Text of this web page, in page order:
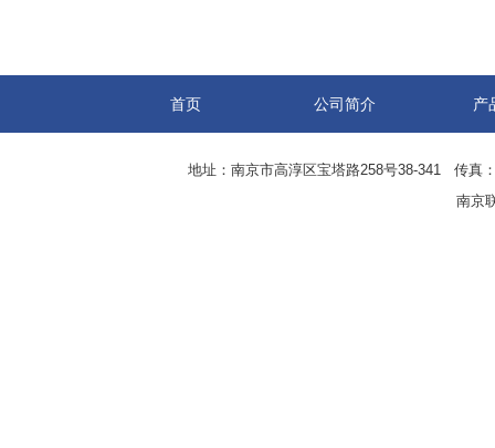
首页 公司简介 产
地址：南京市高淳区宝塔路258号38-341 传真
南京